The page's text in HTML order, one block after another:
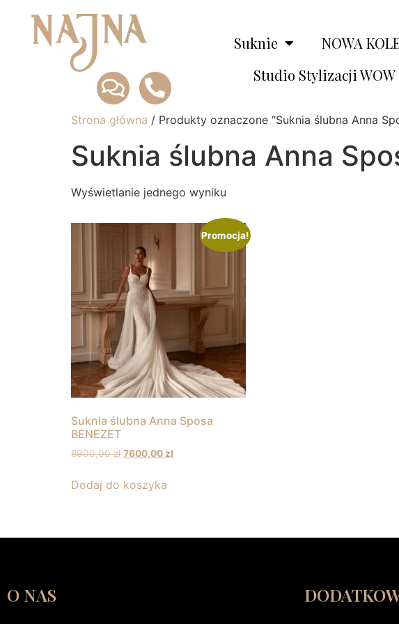
Suknie NOWA
Studio Stylizacji WOW
Strona główna / Produkty oznaczone “Suknia ślubna Anna
Suknia ślubna Anna
Wyświetlanie jednego wyniku
Promocja!
Suknia ślubna Anna Sposa
BENEZET
8900,00zł 7600,00 zł
Dodaj do koszyka
O NAS